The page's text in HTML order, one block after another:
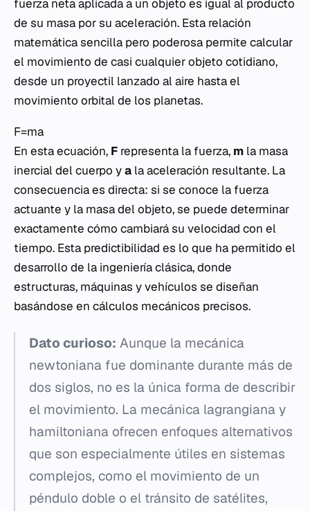
fuerza neta aplicada a un objeto es igual al producto
de su masa por su aceleración. Esta relación
matemática sencilla pero poderosa permite calcular
el movimiento de casi cualquier objeto cotidiano,
desde un proyectil lanzado al aire hasta el
movimiento orbital de los planetas.
F=ma
En esta ecuación, F representa la fuerza, m la masa
inercial del cuerpo ya la aceleración resultante. La
consecuencia es directa: si se conoce la fuerza
actuante y la masa del objeto, se puede determinar
exactamente cómo cambiará su velocidad con el
tiempo. Esta predictibilidad es lo que ha permitido el
desarrollo de la ingeniería clásica, donde
estructuras, máquinas y vehículos se diseñan
basándose en cálculos mecánicos precisos.
Dato curioso: Aunque la mecánica
newtoniana fue dominante durante más de
dos siglos, no es la única forma de describir
el movimiento. La mecánica lagrangiana y
hamiltoniana ofrecen enfoques alternativos
que son especialmente útiles en sistemas
complejos, como el movimiento de un
péndulo doble o el tránsito de satélites,